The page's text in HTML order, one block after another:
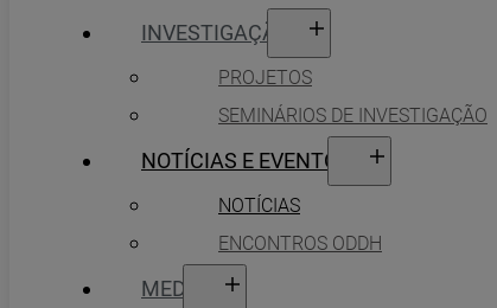
INVESTIGAÇÃO
PROJETOS
SEMINÁRIOS DE INVESTIGAÇÃO
NOTÍCIAS E EVENTOS
NOTÍCIAS
ENCONTROS ODDH
MEDIA